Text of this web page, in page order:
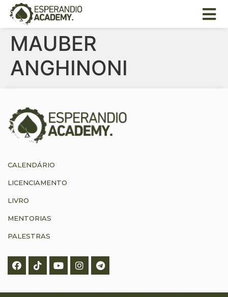
MAUBER
ANGHINONI
CALENDÁRIO
LICENCIAMENTO
LIVRO
MENTORIAS
PALESTRAS